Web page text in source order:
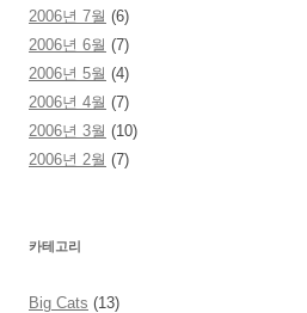
2006년 7월 (6)
2006년 6월 (7)
2006년 5월 (4)
2006년 4월 (7)
2006년 3월 (10)
2006년 2월 (7)
카테고리
Big Cats (13)